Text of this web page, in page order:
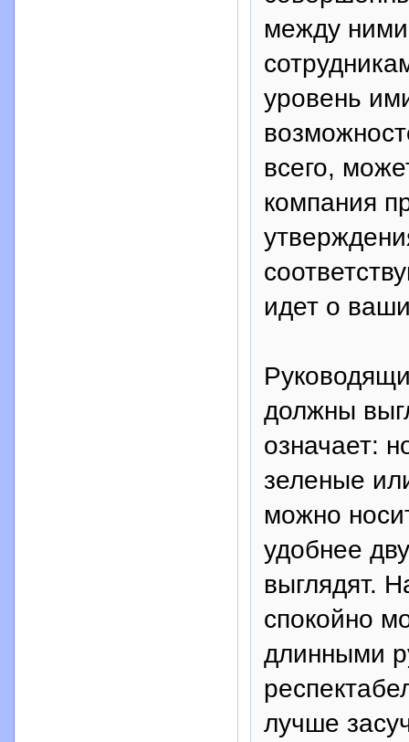
между
уровень
всего,
компания
идет о
должны
означает:
зеленые
можно
удобнее
выглядят.
спокойно
длинными
лучше